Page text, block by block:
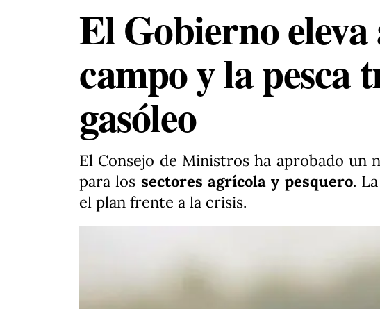
El Gobierno eleva
campo y la
gasóleo
El Consejo de Ministros ha aprobado un
para los sectores agrícola y pesquero.
el plan frente a la crisis.